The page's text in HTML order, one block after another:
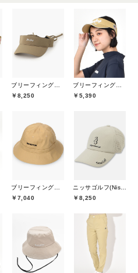
￥8,250
￥5,390
￥7,040
￥8,250